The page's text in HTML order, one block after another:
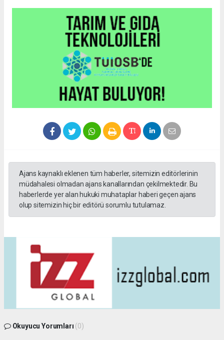
Ajans kaynaklı eklenen tüm haberler, sitemizin editörlerinin
müdahalesi olmadan ajans kanallarından çekilmektedir. Bu
haberlerde yer alan hukuki muhataplar haberi geçen ajans
olup sitemizin hiç bir editörü sorumlu tutulamaz.
Okuyucu Yorumları (0)